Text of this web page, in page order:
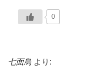
0
七面鳥 より: